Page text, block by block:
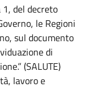
1, del decreto
le Regioni
sul documento
di
(SALUTE)
lavoro e